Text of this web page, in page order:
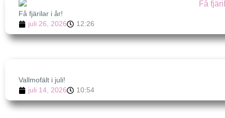
Få fjärilar i år!
juli 26, 2026
12:26
Vallmofält i juli!
juli 14, 2026
10:54